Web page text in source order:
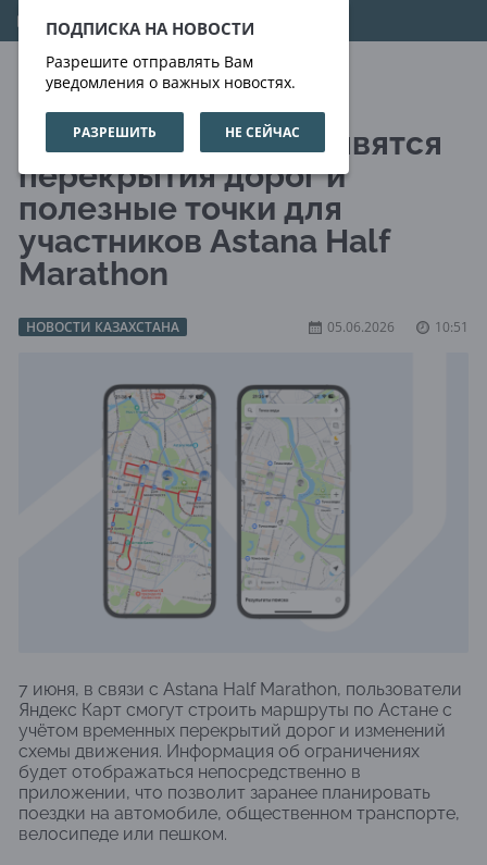
ПОДПИСКА НА НОВОСТИ
Разрешите отправлять Вам
уведомления о важных новостях.
РАЗРЕШИТЬ НЕ СЕЙЧАС
10.08.2026 16:30:38
В Яндекс Картах появятся
перекрытия дорог и
полезные точки для
участников Astana Half
Marathon
НОВОСТИ КАЗАХСТАНА 05.06.2026 10:51
7 июня, в связи с Astana Half Marathon, пользователи
Яндекс Карт смогут строить маршруты по Астане с
учётом временных перекрытий дорог и изменений
схемы движения. Информация об ограничениях
будет отображаться непосредственно в
приложении, что позволит заранее планировать
поездки на автомобиле, общественном транспорте,
велосипеде или пешком.